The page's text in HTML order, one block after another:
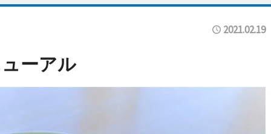
2021.02.19
ーアル